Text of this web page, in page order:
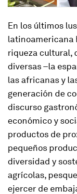
En los últimos
latinoamericana
riqueza cultural,
diversas –la
las africanas y
generación de
discurso
económico y
productos de
pequeños
diversidad y
agrícolas,
ejercer de